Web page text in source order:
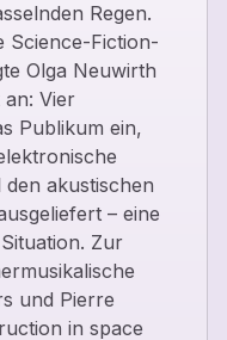
Regen.
Science-Fiction-
Olga Neuwirth
an: Vier
Publikum ein,
akustischen
– eine
Zur
und Pierre
in space